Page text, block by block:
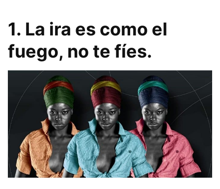
1. La ira es como el
fuego, no te fíes.